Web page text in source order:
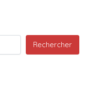
Rechercher